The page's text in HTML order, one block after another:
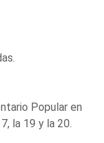
Popular en
la 19 y la 20.